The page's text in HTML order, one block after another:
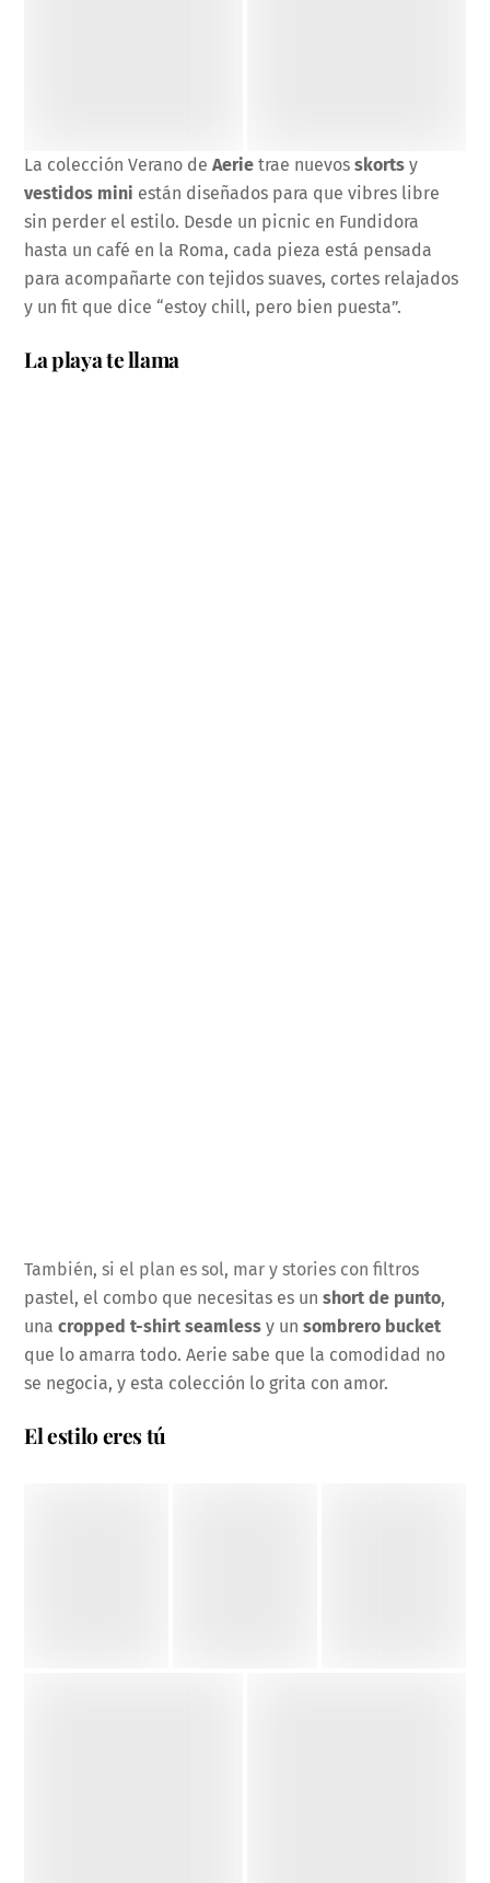
La colección Verano deAerietrae nuevosskorts y
vestidos mini están diseñados para que vibres libre
sin perder el estilo. Desde un picnic en Fundidora
hasta un café en la Roma, cada pieza está pensada
para acompañarte con tejidos suaves, cortes relajados
y un fit que dice “estoy chill, pero bien puesta”.
La playa te llama
También, si el plan es sol, mar y stories con filtros
pastel, el combo que necesitas es unshort de punto,
unacropped t-shirt seamless y unsombrero bucket
que lo amarra todo. Aerie sabe que la comodidad no
se negocia, y esta colección lo grita con amor.
El estilo eres tú